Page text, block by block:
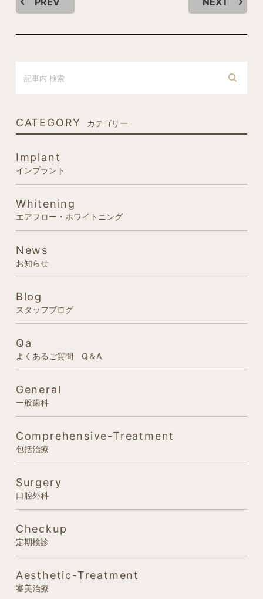
CATEGORY カテゴリー
Implant
インプラント
Whitening
エアフロー・ホワイトニング
News
お知らせ
Blog
スタッフブログ
Qa
よくあるご質問 Q＆A
General
一般歯科
Comprehensive-Treatment
包括治療
Surgery
口腔外科
Checkup
定期検診
Aesthetic-Treatment
審美治療